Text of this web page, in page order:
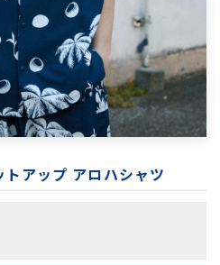
アップ アロハシャツ